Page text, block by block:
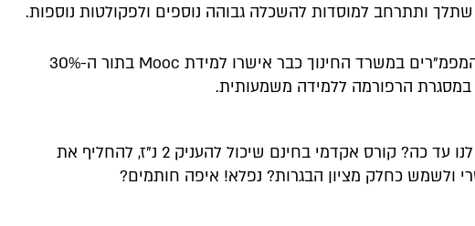
ותתרחב למוסדות להשכלה גבוהה נוספים ולפקולטות נוספות.
חלק מהמפמ"רים במשרד החינוך כבר אישרו למידת Mooc בתור ה-30%
במסגרת הרפורמה ללמידה משמעותית.
אז מה יש לנו עד כה? קורס אקדמי בחינם שיכול להעניק 2 נ"ז, להחליף את
ולשמש כחלק מציון הבגרות? נפלא! איפה חותמים?